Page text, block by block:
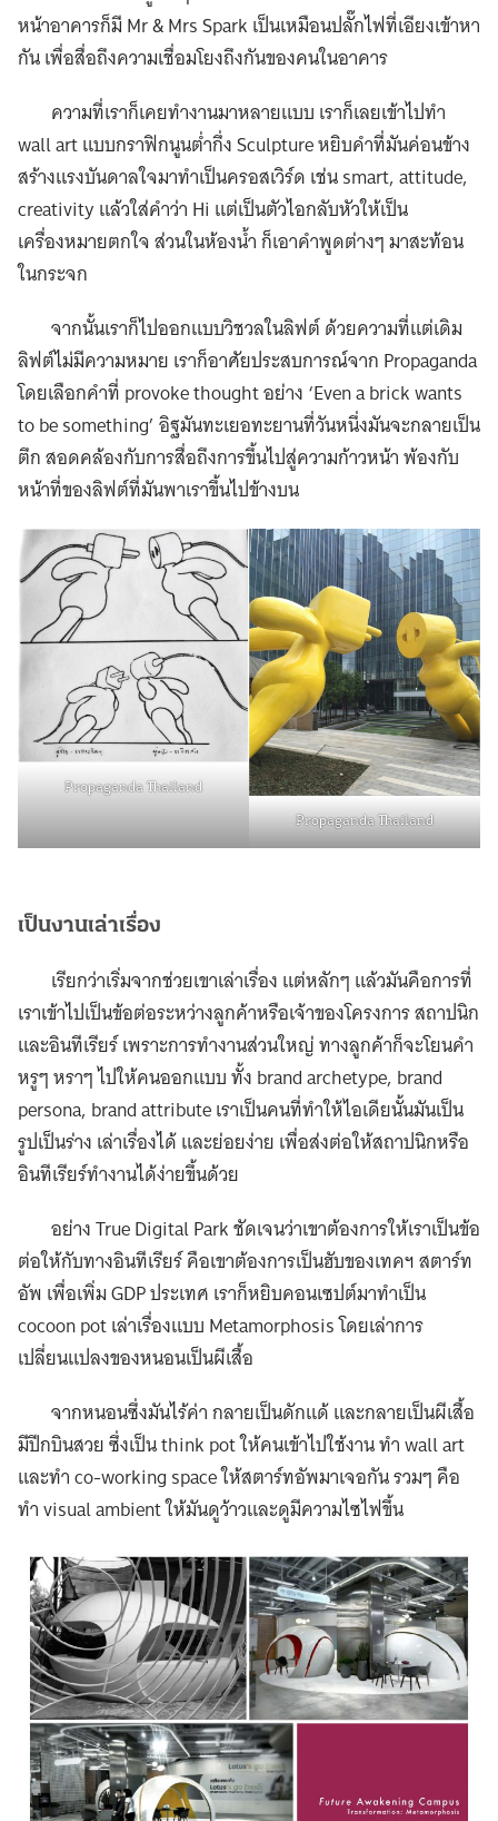
หน้าอาคารก็มี Mr & Mrs Spark เป็นเหมือนปลั๊กไฟที่เอียงเข้าหา
กัน เพื่อสื่อถึงความเชื่อมโยงถึงกันของคนในอาคาร
ความที่เราก็เคยทำงานมาหลายแบบ เราก็เลยเข้าไปทำ
wall art แบบกราฟิกนูนต่ำกึ่ง Sculpture หยิบคำที่มันค่อนข้าง
สร้างแรงบันดาลใจมาทำเป็นครอสเวิร์ด เช่น smart, attitude,
creativity แล้วใส่คำว่า Hi แต่เป็นตัวไอกลับหัวให้เป็น
เครื่องหมายตกใจ ส่วนในห้องน้ำ ก็เอาคำพูดต่างๆ มาสะท้อน
ในกระจก
จากนั้นเราก็ไปออกแบบวิชวลในลิฟต์ ด้วยความที่แต่เดิม
ลิฟต์ไม่มีความหมาย เราก็อาศัยประสบการณ์จาก Propaganda
โดยเลือกคำที่ provoke thought อย่าง ‘Even a brick wants
to be something’ อิฐมันทะเยอทะยานที่วันหนึ่งมันจะกลายเป็น
ตึก สอดคล้องกับการสื่อถึงการขึ้นไปสู่ความก้าวหน้า พ้องกับ
หน้าที่ของลิฟต์ที่มันพาเราขึ้นไปข้างบน
Propaganda Thailand
Propaganda Thailand
เป็นงานเล่าเรื่อง
เรียกว่าเริ่มจากช่วยเขาเล่าเรื่อง แต่หลักๆ แล้วมันคือการที่
เราเข้าไปเป็นข้อต่อระหว่างลูกค้าหรือเจ้าของโครงการ สถาปนิก
และอินทีเรียร์ เพราะการทำงานส่วนใหญ่ ทางลูกค้าก็จะโยนคำ
หรูๆ หราๆ ไปให้คนออกแบบ ทั้ง brand archetype, brand
persona, brand attribute เราเป็นคนที่ทำให้ไอเดียนั้นมันเป็น
รูปเป็นร่าง เล่าเรื่องได้ และย่อยง่าย เพื่อส่งต่อให้สถาปนิกหรือ
อินทีเรียร์ทำงานได้ง่ายขึ้นด้วย
อย่าง True Digital Park ชัดเจนว่าเขาต้องการให้เราเป็นข้อ
ต่อให้กับทางอินทีเรียร์ คือเขาต้องการเป็นฮับของเทคฯ สตาร์ท
อัพ เพื่อเพิ่ม GDP ประเทศ เราก็หยิบคอนเซปต์มาทำเป็น
cocoon pot เล่าเรื่องแบบ Metamorphosis โดยเล่าการ
เปลี่ยนแปลงของหนอนเป็นผีเสื้อ
จากหนอนซึ่งมันไร้ค่า กลายเป็นดักแด้ และกลายเป็นผีเสื้อ
มีปีกบินสวย ซึ่งเป็น think pot ให้คนเข้าไปใช้งาน ทำ wall art
และทำ co-working space ให้สตาร์ทอัพมาเจอกัน รวมๆ คือ
ทำ visual ambient ให้มันดูว้าวและดูมีความไซไฟขึ้น